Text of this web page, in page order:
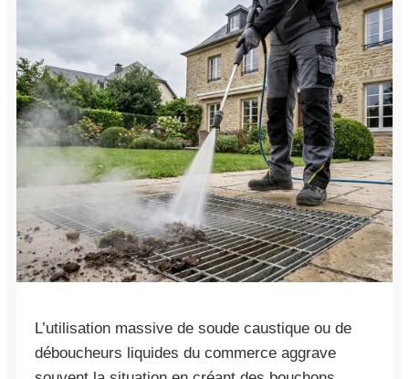
L’utilisation massive de soude caustique ou de
déboucheurs liquides du commerce aggrave